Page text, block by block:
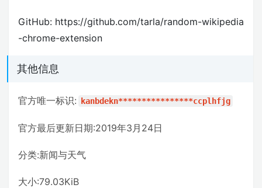
GitHub: https://github.com/tarla/random-wikipedia
-chrome-extension
其他信息
官方唯一标识: kanbdekn****************ccplhfjg
官方最后更新日期:2019年3月24日
分类:新闻与天气
大小:79.03KiB